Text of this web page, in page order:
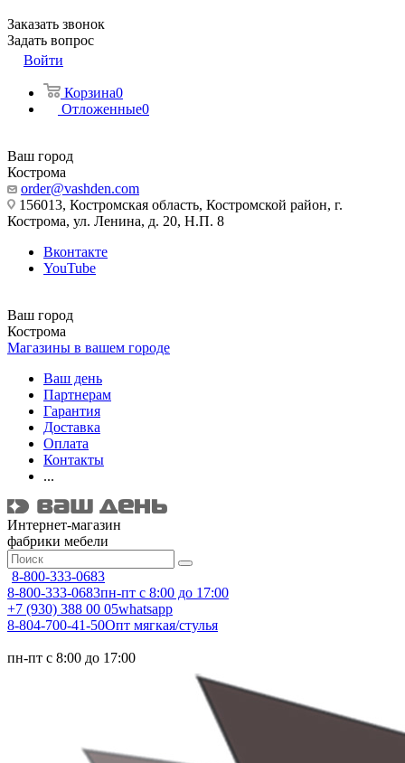
Заказать звонок
Задать вопрос
Войти
Корзина0
Отложенные0
Ваш город
Кострома
order@vashden.com
156013, Костромская область, Костромской район, г.
Кострома, ул. Ленина, д. 20, Н.П. 8
Вконтакте
YouTube
Ваш город
Кострома
Магазины в вашем городе
Ваш день
Партнерам
Гарантия
Доставка
Оплата
Контакты
...
Интернет-магазин
фабрики мебели
8-800-333-0683
8-800-333-0683пн-пт с 8:00 до 17:00
+7 (930) 388 00 05whatsapp
8-804-700-41-50Опт мягкая/стулья
пн-пт с 8:00 до 17:00